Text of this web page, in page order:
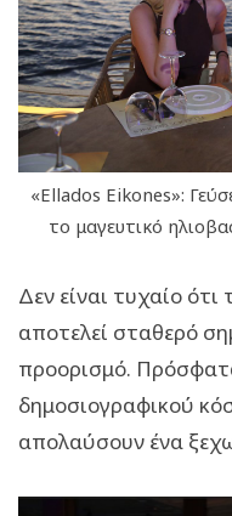
«Ellados Eikones»:
το μαγευτικό
Δεν είναι τυχαίο
αποτελεί σταθερό
προορισμό.
δημοσιογραφικού
απολαύσουν ένα